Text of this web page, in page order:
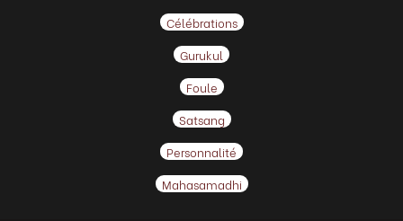
Célébrations
Gurukul
Foule
Satsang
Personnalité
Mahasamadhi